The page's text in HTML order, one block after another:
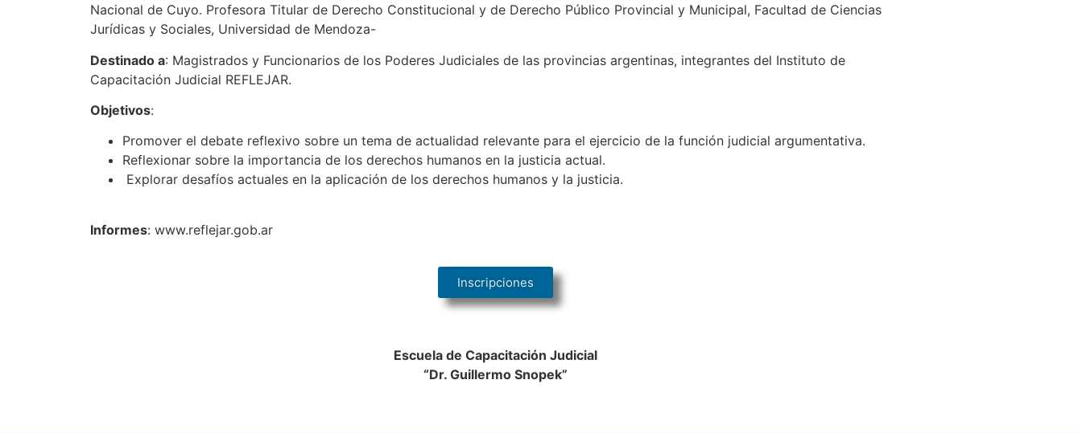
Nacional de Cuyo. Profesora Titular de Derecho Constitucional y de Derecho Público Provincial y Municipal, Facultad de Ciencias
Jurídicas y Sociales, Universidad de Mendoza-
Destinado a: Magistrados y Funcionarios de los Poderes Judiciales de las provincias argentinas, integrantes del Instituto de
Capacitación Judicial REFLEJAR.
Objetivos:
Promover el debate reflexivo sobre un tema de actualidad relevante para el ejercicio de la función judicial argumentativa.
Reflexionar sobre la importancia de los derechos humanos en la justicia actual.
Explorar desafíos actuales en la aplicación de los derechos humanos y la justicia.
Informes: www.reflejar.gob.ar
Inscripciones
Escuela de Capacitación Judicial
“Dr. Guillermo Snopek”